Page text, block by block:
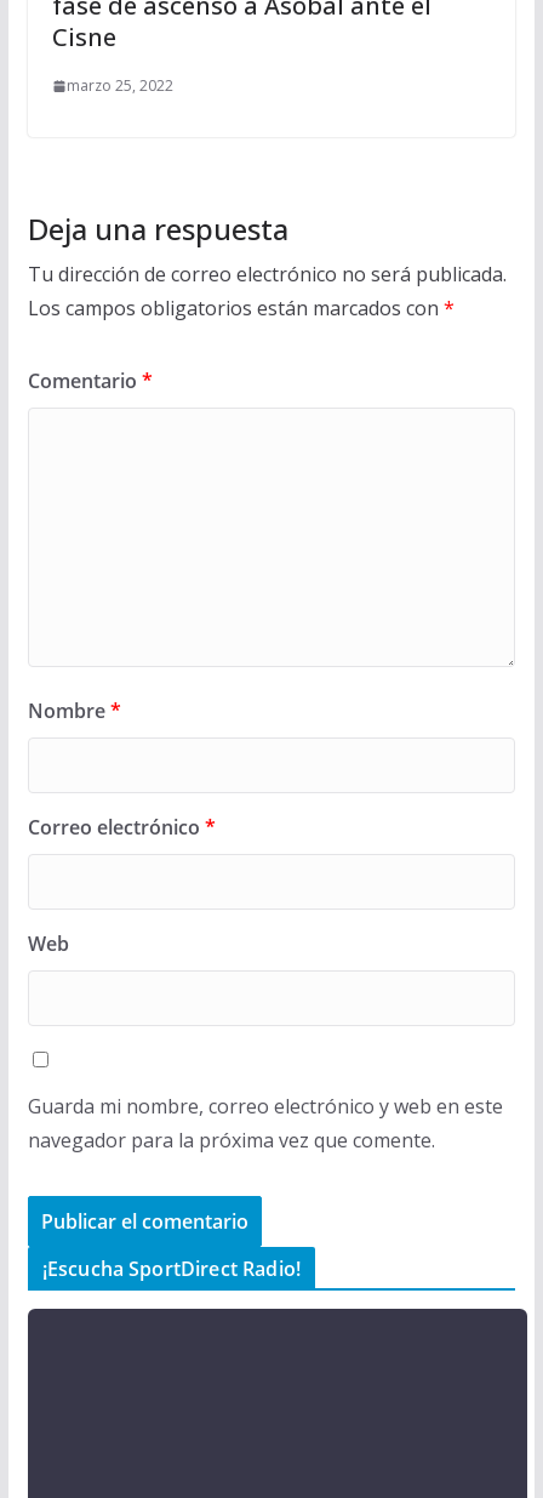
Cisne
marzo 25, 2022
Deja una respuesta
Tu dirección de correo electrónico no será publicada.
Los campos obligatorios están marcados con *
Comentario *
Nombre*
Correo electrónico *
Web
Guarda mi nombre, correo electrónico y web en este
navegador para la próxima vez que comente.
¡Escucha SportDirect Radio!